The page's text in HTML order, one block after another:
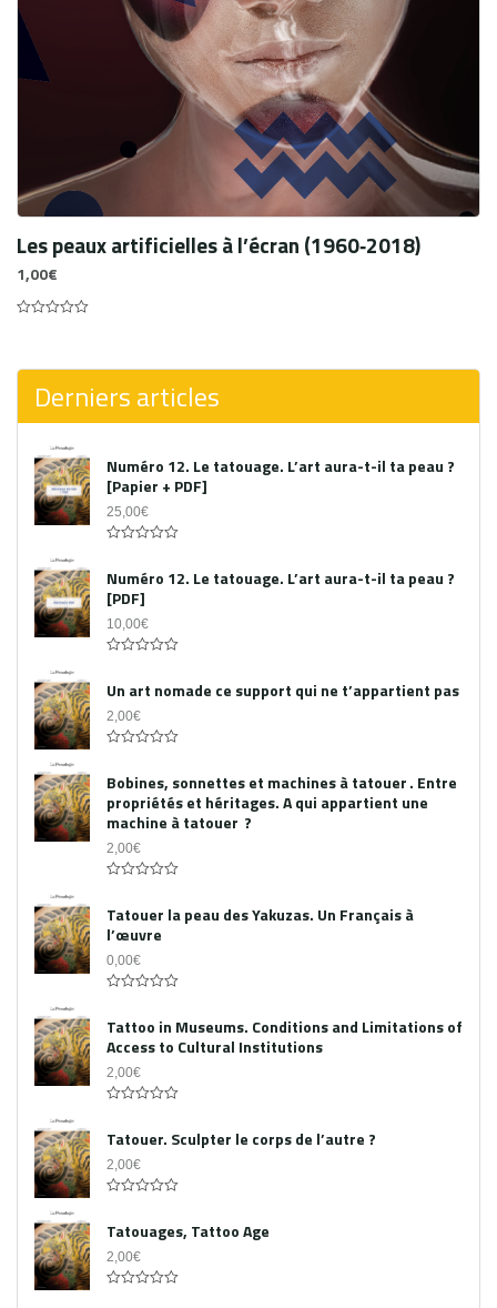
Les peaux artificielles à l’écran (1960‑2018)
1,00€
5
Derniers articles
Numéro 12. Le tatouage. L’art aura-t-il ta peau ?
[Papier + PDF]
25,00€
out
of
5
Numéro 12. Le tatouage. L’art aura-t-il ta peau ?
[PDF]
10,00€
out
of
5
Un art nomade ce support qui ne t’appartient pas
2,00€
out
of
5
Bobines, sonnettes et machines à tatouer . Entre
propriétés et héritages. A qui appartient une
machine à tatouer ?
2,00€
out
of
5
Tatouer la peau des Yakuzas. Un Français à
l’œuvre
0,00€
out
of
5
Tattoo in Museums. Conditions and Limitations of
Access to Cultural Institutions
2,00€
out
of
5
Tatouer. Sculpter le corps de l’autre ?
2,00€
out
of
5
Tatouages, Tattoo Age
2,00€